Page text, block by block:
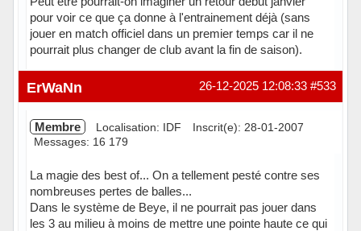
pour voir ce que ça donne à l'entrainement déjà (sans
jouer en match officiel dans un premier temps car il ne
pourrait plus changer de club avant la fin de saison).
Hors ligne #533
26-12-2025 12:08:33
ErWaNn
Membre Localisation: IDF
Inscrit(e): 28-01-2007
Messages: 16 179
La magie des best of... On a tellement pesté contre ses
nombreuses pertes de balles...
Dans le système de Beye, il ne pourrait pas jouer dans
les 3 au milieu à moins de mettre une pointe haute ce qui